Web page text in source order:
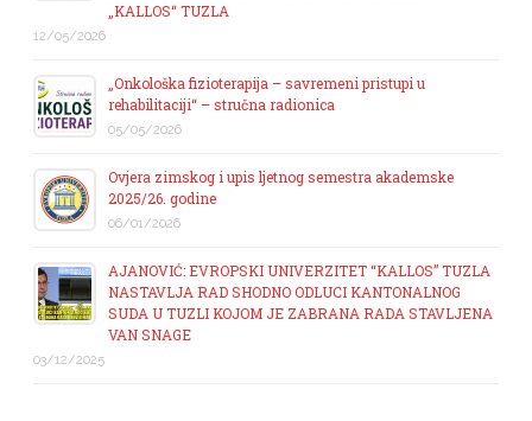
„KALLOS“ TUZLA
12/05/2026
„Onkološka fizioterapija – savremeni pristupi u
rehabilitaciji“ – stručna radionica
05/05/2026
Ovjera zimskog i upis ljetnog semestra akademske
2025/26. godine
06/01/2026
AJANOVIĆ: EVROPSKI UNIVERZITET “KALLOS” TUZLA
NASTAVLJA RAD SHODNO ODLUCI KANTONALNOG
SUDA U TUZLI KOJOM JE ZABRANA RADA STAVLJENA
VAN SNAGE
03/12/2025